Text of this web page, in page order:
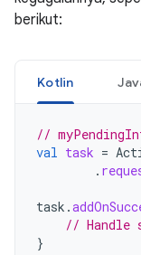
berikut:
Kotlin
//
val task =
.
task .
// Handle
}